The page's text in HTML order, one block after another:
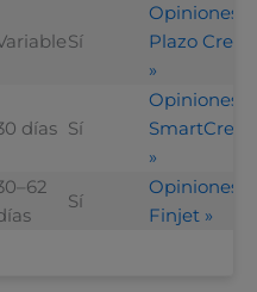
Sí
Opiniones
Plazo Credit
»
días Sí
Opiniones
»
Sí
Opiniones
Finjet »